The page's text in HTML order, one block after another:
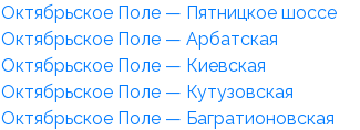
Октябрьское Поле — Пятницкое шоссе
Октябрьское Поле — Арбатская
Октябрьское Поле — Киевская
Октябрьское Поле — Кутузовская
Октябрьское Поле — Багратионовская